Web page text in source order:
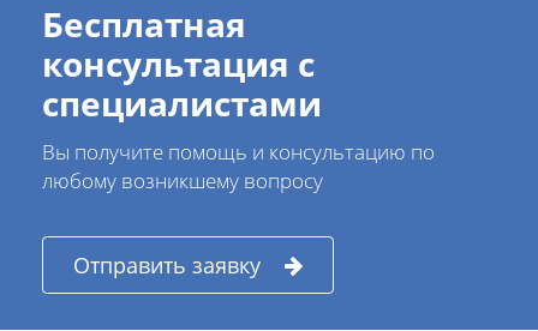
Бесплатная
консультация с
специалистами
Вы получите помощь и консультацию по
любому возникшему вопросу
Отправить заявку